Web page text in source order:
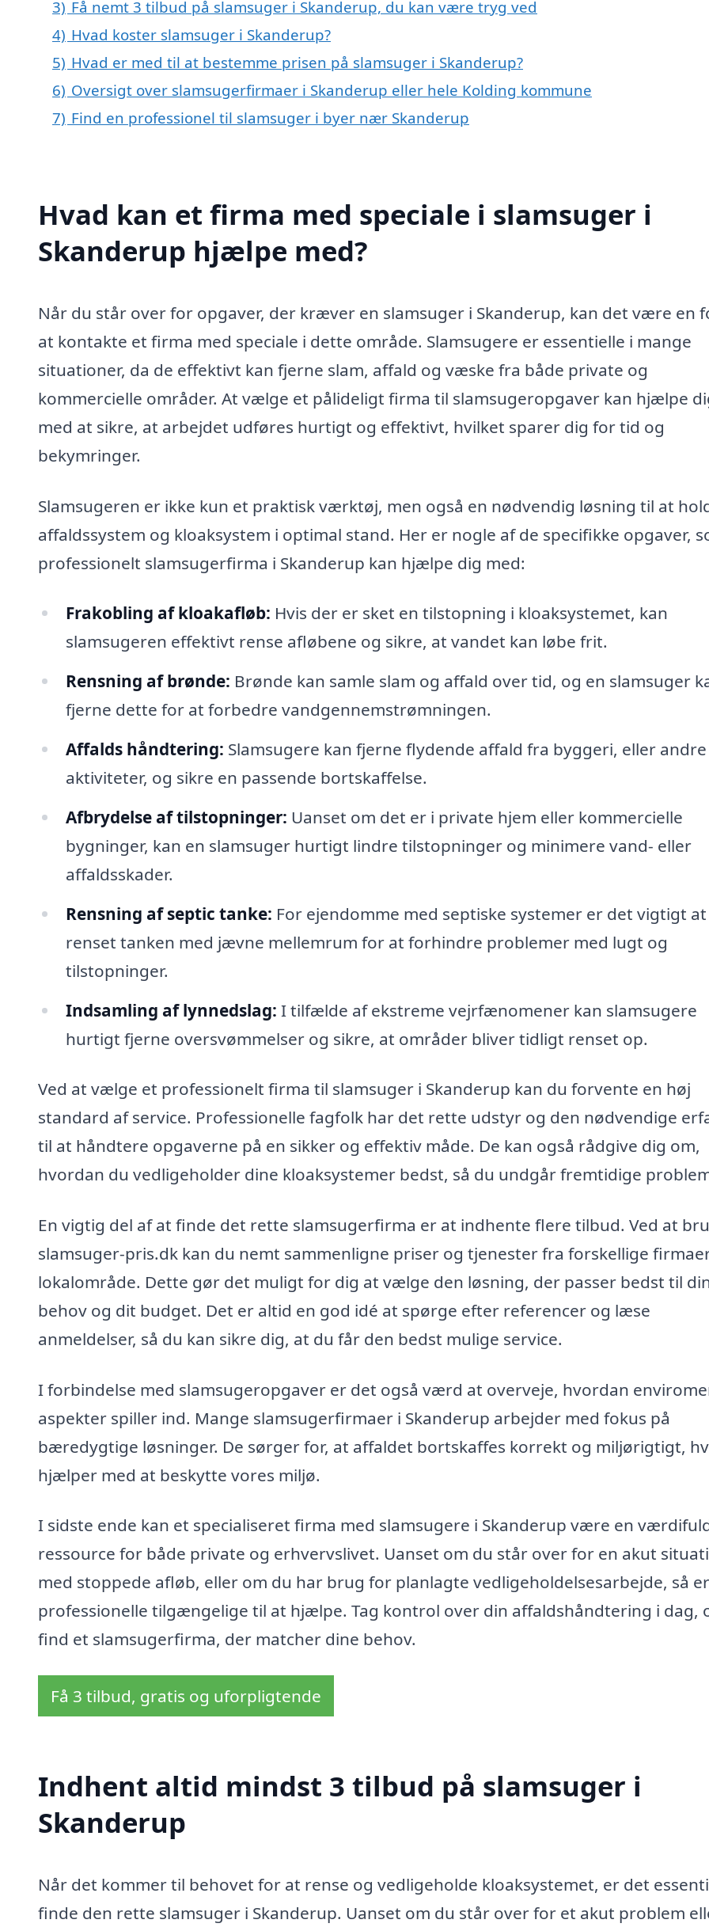
3) Få nemt 3 tilbud på slamsuger i Skanderup, du kan være tryg ved
4) Hvad koster slamsuger i Skanderup?
5) Hvad er med til at bestemme prisen på slamsuger i Skanderup?
6) Oversigt over slamsugerfirmaer i Skanderup eller hele Kolding kommune
7) Find en professionel til slamsuger i byer nær Skanderup
Hvad kan et firma med speciale i slamsuger i
Skanderup hjælpe med?
Når du står over for opgaver, der kræver en slamsuger i Skanderup, kan det være en
at kontakte et firma med speciale i dette område. Slamsugere er essentielle i mange
situationer, da de effektivt kan fjerne slam, affald og væske fra både private og
kommercielle områder. At vælge et pålideligt firma til slamsugeropgaver kan hjælpe
med at sikre, at arbejdet udføres hurtigt og effektivt, hvilket sparer dig for tid og
bekymringer.
Slamsugeren er ikke kun et praktisk værktøj, men også en nødvendig løsning til at
affaldssystem og kloaksystem i optimal stand. Her er nogle af de specifikke opgaver,
professionelt slamsugerfirma i Skanderup kan hjælpe dig med:
Frakobling af kloakafløb: Hvis der er sket en tilstopning i kloaksystemet, kan
slamsugeren effektivt rense afløbene og sikre, at vandet kan løbe frit.
Rensning af brønde: Brønde kan samle slam og affald over tid, og en slamsuger
fjerne dette for at forbedre vandgennemstrømningen.
Affalds håndtering: Slamsugere kan fjerne flydende affald fra byggeri, eller andre
aktiviteter, og sikre en passende bortskaffelse.
Afbrydelse af tilstopninger: Uanset om det er i private hjem eller kommercielle
bygninger, kan en slamsuger hurtigt lindre tilstopninger og minimere vand- eller
affaldsskader.
Rensning af septic tanke: For ejendomme med septiske systemer er det vigtigt at
renset tanken med jævne mellemrum for at forhindre problemer med lugt og
tilstopninger.
Indsamling af lynnedslag: I tilfælde af ekstreme vejrfænomener kan slamsugere
hurtigt fjerne oversvømmelser og sikre, at områder bliver tidligt renset op.
Ved at vælge et professionelt firma til slamsuger i Skanderup kan du forvente en høj
standard af service. Professionelle fagfolk har det rette udstyr og den nødvendige
til at håndtere opgaverne på en sikker og effektiv måde. De kan også rådgive dig om,
hvordan du vedligeholder dine kloaksystemer bedst, så du undgår fremtidige
En vigtig del af at finde det rette slamsugerfirma er at indhente flere tilbud. Ved at
slamsuger-pris.dk kan du nemt sammenligne priser og tjenester fra forskellige
lokalområde. Dette gør det muligt for dig at vælge den løsning, der passer bedst til
behov og dit budget. Det er altid en god idé at spørge efter referencer og læse
anmeldelser, så du kan sikre dig, at du får den bedst mulige service.
I forbindelse med slamsugeropgaver er det også værd at overveje, hvordan
aspekter spiller ind. Mange slamsugerfirmaer i Skanderup arbejder med fokus på
bæredygtige løsninger. De sørger for, at affaldet bortskaffes korrekt og miljørigtigt,
hjælper med at beskytte vores miljø.
I sidste ende kan et specialiseret firma med slamsugere i Skanderup være en
ressource for både private og erhvervslivet. Uanset om du står over for en akut
med stoppede afløb, eller om du har brug for planlagte vedligeholdelsesarbejde, så
professionelle tilgængelige til at hjælpe. Tag kontrol over din affaldshåndtering i dag,
find et slamsugerfirma, der matcher dine behov.
Få 3 tilbud, gratis og uforpligtende
Indhent altid mindst 3 tilbud på slamsuger i
Skanderup
Når det kommer til behovet for at rense og vedligeholde kloaksystemet, er det
finde den rette slamsuger i Skanderup. Uanset om du står over for et akut problem